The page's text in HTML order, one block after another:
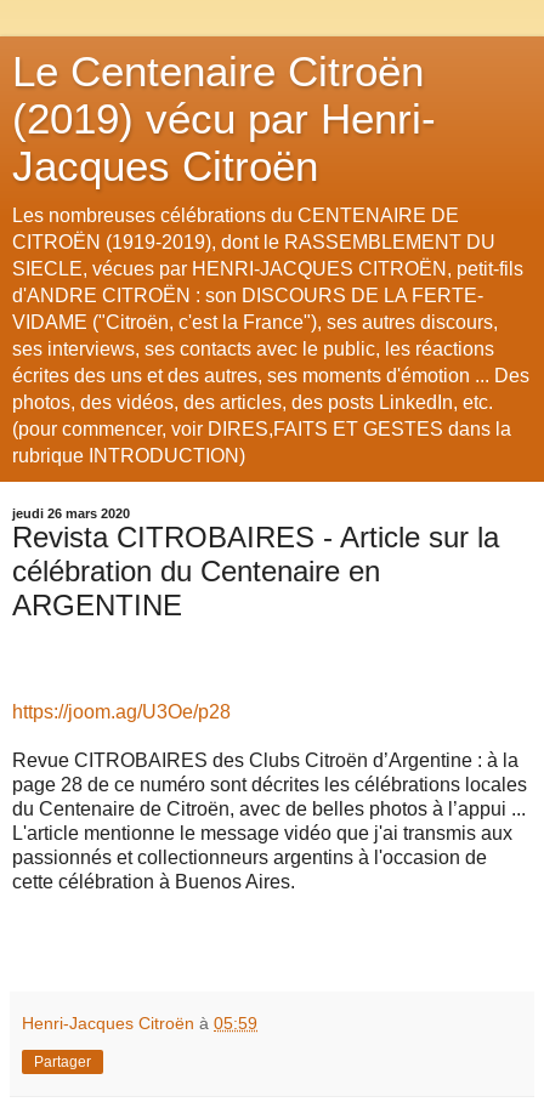
Le Centenaire Citroën
(2019) vécu par Henri-
Jacques Citroën
Les nombreuses célébrations du CENTENAIRE DE
CITROËN (1919-2019), dont le RASSEMBLEMENT DU
SIECLE, vécues par HENRI-JACQUES CITROËN, petit-fils
d'ANDRE CITROËN : son DISCOURS DE LA FERTE-
VIDAME ("Citroën, c'est la France"), ses autres discours,
ses interviews, ses contacts avec le public, les réactions
écrites des uns et des autres, ses moments d'émotion ... Des
photos, des vidéos, des articles, des posts LinkedIn, etc.
(pour commencer, voir DIRES,FAITS ET GESTES dans la
rubrique INTRODUCTION)
jeudi 26 mars 2020
Revista CITROBAIRES - Article sur la
célébration du Centenaire en
ARGENTINE
https://joom.ag/U3Oe/p28
Revue CITROBAIRES des Clubs Citroën d’Argentine : à la
page 28 de ce numéro sont décrites les célébrations locales
du Centenaire de Citroën, avec de belles photos à l’appui ...
L'article mentionne le message vidéo que j'ai transmis aux
passionnés et collectionneurs argentins à l'occasion de
cette célébration à Buenos Aires.
Henri-Jacques Citroën à 05:59
Partager